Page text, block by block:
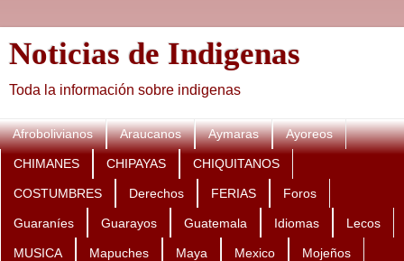
Noticias de Indigenas
Toda la información sobre indigenas
Afrobolivianos Araucanos Aymaras Ayoreos
CHIMANES CHIPAYAS CHIQUITANOS
COSTUMBRES Derechos FERIAS Foros
Guaraníes Guarayos Guatemala Idiomas Lecos
MUSICA Mapuches Maya Mexico Mojeños